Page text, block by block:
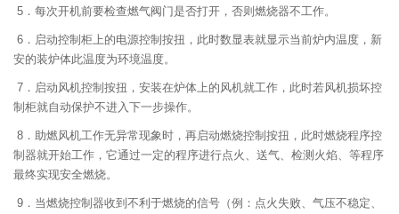
5．每次开机前要检查燃气阀门是否打开，否则燃烧器不工作。
6．启动控制柜上的电源控制按扭，此时数显表就显示当前炉内温度，新
安的装炉体此温度为环境温度。
7．启动风机控制按扭，安装在炉体上的风机就工作，此时若风机损坏控
制柜就自动保护不进入下一步操作。
8．助燃风机工作无异常现象时，再启动燃烧控制按扭，此时燃烧程序控
制器就开始工作，它通过一定的程序进行点火、送气、检测火焰、等程序
最终实现安全燃烧。
9．当燃烧控制器收到不利于燃烧的信号（例：点火失败、气压不稳定、